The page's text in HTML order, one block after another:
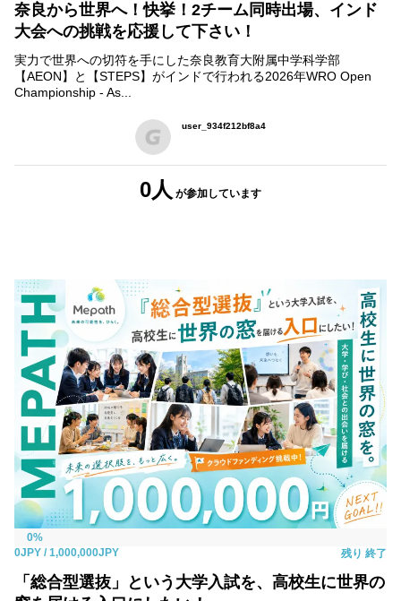
奈良から世界へ！快挙！2チーム同時出場、インド
大会への挑戦を応援して下さい！
実力で世界への切符を手にした奈良教育大附属中学科学部
【AEON】と【STEPS】がインドで行われる2026年WRO Open
Championship - As...
user_934f212bf8a4
0人 が参加しています
0%
0JPY / 1,000,000JPY 残り 終了
「総合型選抜」という大学入試を、高校生に世界の